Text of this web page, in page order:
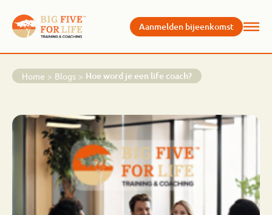
Aanmelden bijeenkomst
Home > Blogs > Hoe word je een life coach?